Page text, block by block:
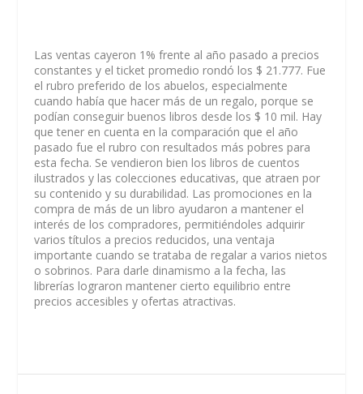
Las ventas cayeron 1% frente al año pasado a precios
constantes y el ticket promedio rondó los $ 21.777. Fue
el rubro preferido de los abuelos, especialmente
cuando había que hacer más de un regalo, porque se
podían conseguir buenos libros desde los $ 10 mil. Hay
que tener en cuenta en la comparación que el año
pasado fue el rubro con resultados más pobres para
esta fecha. Se vendieron bien los libros de cuentos
ilustrados y las colecciones educativas, que atraen por
su contenido y su durabilidad. Las promociones en la
compra de más de un libro ayudaron a mantener el
interés de los compradores, permitiéndoles adquirir
varios títulos a precios reducidos, una ventaja
importante cuando se trataba de regalar a varios nietos
o sobrinos. Para darle dinamismo a la fecha, las
librerías lograron mantener cierto equilibrio entre
precios accesibles y ofertas atractivas.